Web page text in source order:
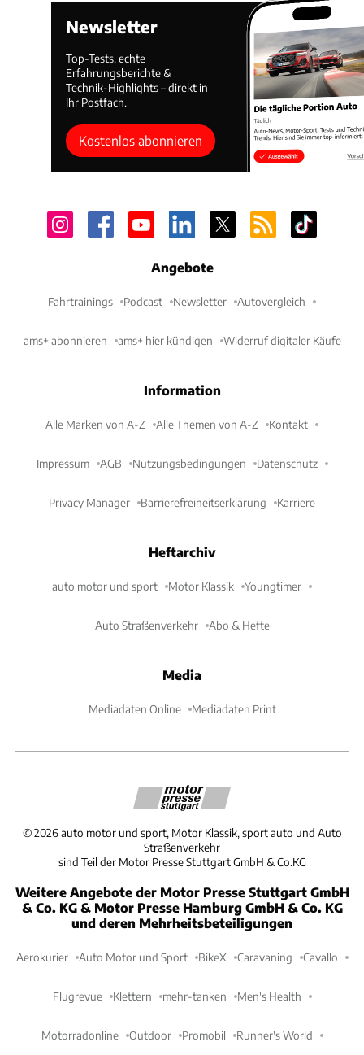
Newsletter
Top-Tests, echte
Erfahrungsberichte &
Technik-Highlights – direkt in
Ihr Postfach.
Kostenlos abonnieren
Angebote
Fahrtrainings Podcast Newsletter Autovergleich
ams+ abonnieren ams+ hier kündigen Widerruf digitaler Käufe
Information
Alle Marken von A-Z Alle Themen von A-Z Kontakt
Impressum AGB Nutzungsbedingungen Datenschutz
Privacy Manager Barrierefreiheitserklärung Karriere
Heftarchiv
auto motor und sport Motor Klassik Youngtimer
Auto Straßenverkehr Abo & Hefte
Media
Mediadaten Online Mediadaten Print
©2026 auto motor und sport, Motor Klassik, sport auto und Auto
Straßenverkehr
sind Teil der Motor Presse Stuttgart GmbH & Co.KG
Weitere Angebote der Motor Presse Stuttgart GmbH
& Co. KG & Motor Presse Hamburg GmbH & Co. KG
und deren Mehrheitsbeteiligungen
Aerokurier Auto Motor und Sport BikeX Caravaning Cavallo
Flugrevue Klettern mehr-tanken Men's Health
Motorradonline Outdoor Promobil Runner's World